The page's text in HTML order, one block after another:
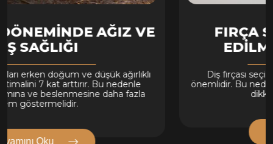
FIRÇA SEÇİMİNDE DİKKAT
EDİLMESİ GEREKENLER
Diş fırçası seçimi diş ve diş minesi sağlığı için
önemlidir. Bu nedenle diş fırçası seçerken bazı
dikkat etmekte yarar vardır.